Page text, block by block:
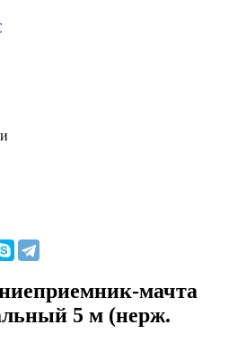
мачта
5 м (нерж.